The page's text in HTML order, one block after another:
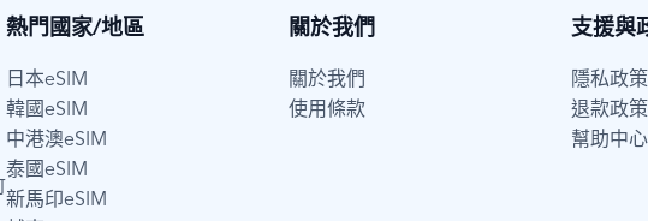
熱門國家/地區
日本eSIM
韓國eSIM
中港澳eSIM
泰國eSIM
新馬印eSIM
關於我們
關於我們
使用條款
支援與
隱私政策
退款政策
幫助中心